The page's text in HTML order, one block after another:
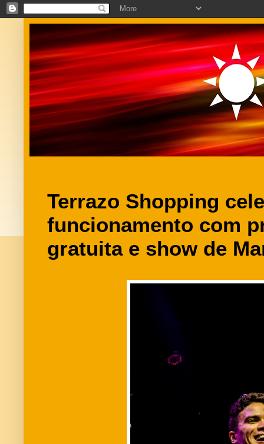
Terrazo Shopping
funcionamento com
gratuita e show de